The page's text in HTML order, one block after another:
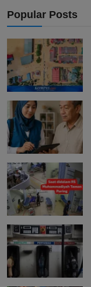
Popular Posts